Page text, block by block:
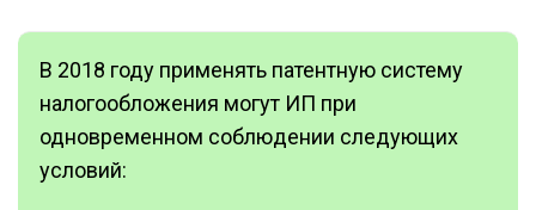
В 2018 году применять патентную систему
налогообложения могут ИП при
одновременном соблюдении следующих
условий: